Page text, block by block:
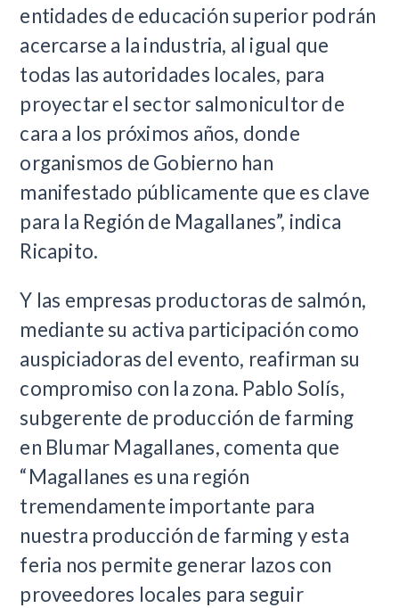
entidades de educación superior podrán
acercarse a la industria, al igual que
todas las autoridades locales, para
proyectar el sector salmonicultor de
cara a los próximos años, donde
organismos de Gobierno han
manifestado públicamente que es clave
para la Región de Magallanes”, indica
Ricapito.
Y las empresas productoras de salmón,
mediante su activa participación como
auspiciadoras del evento, reafirman su
compromiso con la zona. Pablo Solís,
subgerente de producción de farming
en Blumar Magallanes, comenta que
“Magallanes es una región
tremendamente importante para
nuestra producción de farming y esta
feria nos permite generar lazos con
proveedores locales para seguir